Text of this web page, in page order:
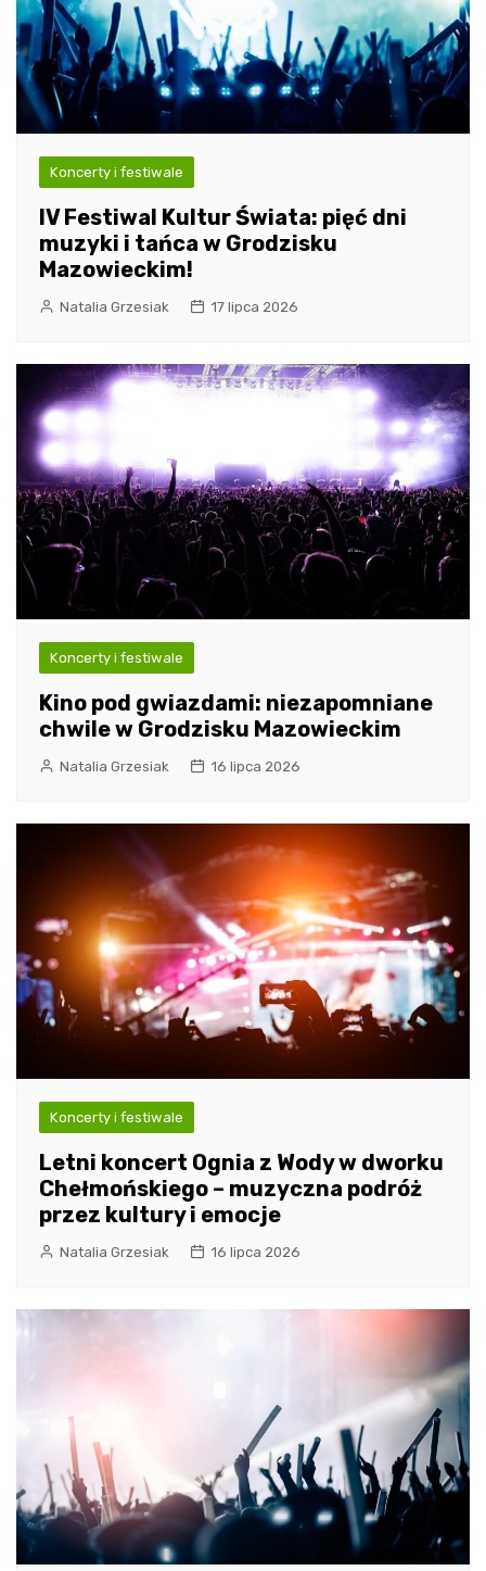
Koncerty i festiwale
IV Festiwal Kultur Świata: pięć dni
muzyki i tańca w Grodzisku
Mazowieckim!
Natalia Grzesiak 17 lipca 2026
Koncerty i festiwale
Kino pod gwiazdami: niezapomniane
chwile w Grodzisku Mazowieckim
Natalia Grzesiak 16 lipca 2026
Koncerty i festiwale
Letni koncert Ognia z Wody w dworku
Chełmońskiego – muzyczna podróż
przez kultury i emocje
Natalia Grzesiak 16 lipca 2026